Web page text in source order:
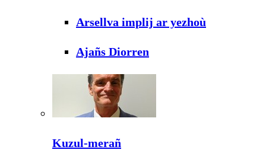
Arsellva implij ar yezhoù
Ajañs Diorren
Kuzul-merañ